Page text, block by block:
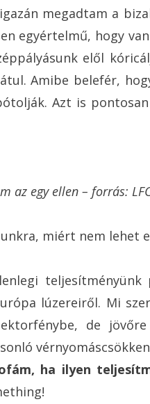
megadtam a
egyértelmű, hogy
elől
Amibe belefér,
Azt is
az egy ellen – forrás:
miért nem lehet
lúzereiről. Mi
de
ha ilyen